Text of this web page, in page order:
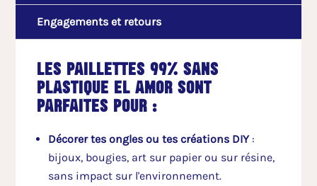
Engagements et retours
Les paillettes 99% sans
plastique El Amor sont
parfaites pour :
Décorer tes ongles ou tes créations DIY:
bijoux, bougies, art sur papier ou sur résine,
sans impact sur l'environnement.